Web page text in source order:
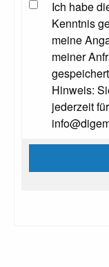
Ich habe
Kenntnis
meine
meiner
Hinweis:
jederzeit